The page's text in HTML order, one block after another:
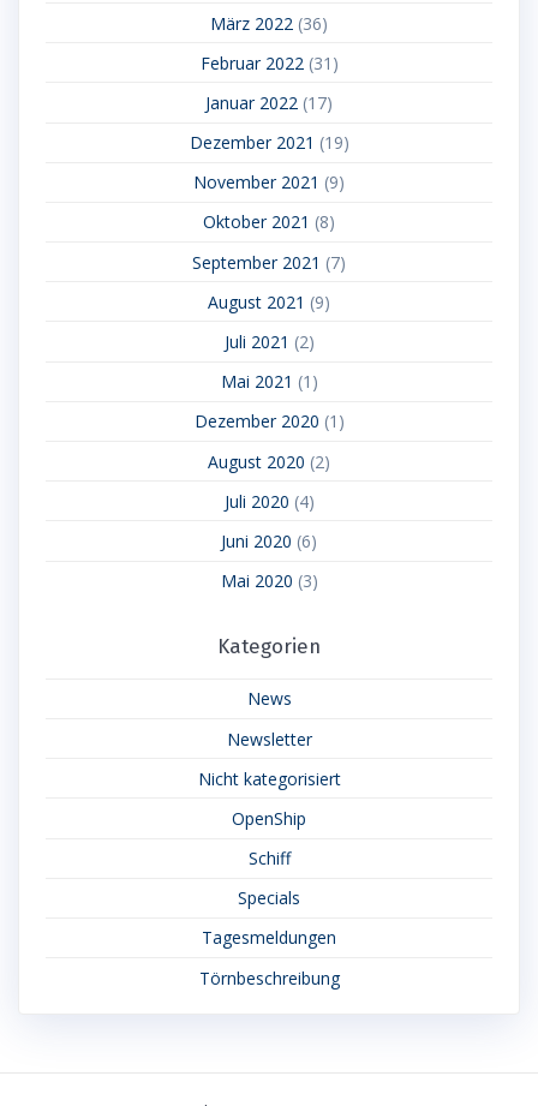
März 2022 (36)
Februar 2022 (31)
Januar 2022 (17)
Dezember 2021 (19)
November 2021 (9)
Oktober 2021 (8)
September 2021 (7)
August 2021 (9)
Juli 2021 (2)
Mai 2021 (1)
Dezember 2020 (1)
August 2020 (2)
Juli 2020 (4)
Juni 2020 (6)
Mai 2020 (3)
Kategorien
News
Newsletter
Nicht kategorisiert
OpenShip
Schiff
Specials
Tagesmeldungen
Törnbeschreibung